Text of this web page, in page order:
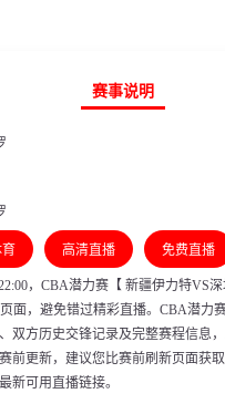
赛事说明
高清直播 免费直播
，CBA潜力赛【 新疆伊力特VS
面，避免错过精彩直播。CBA潜力
双方历史交锋记录及完整赛程信息，
前更新，建议您比赛前刷新页面获
新可用直播链接。